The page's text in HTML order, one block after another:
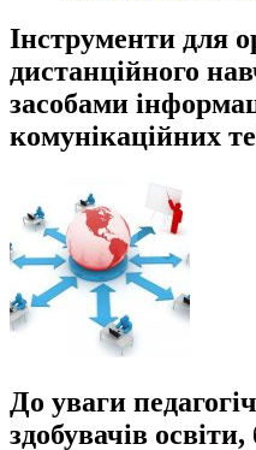
Інструменти для
дистанційного
засобами
комунікаційних
До уваги
здобувачів освіти,